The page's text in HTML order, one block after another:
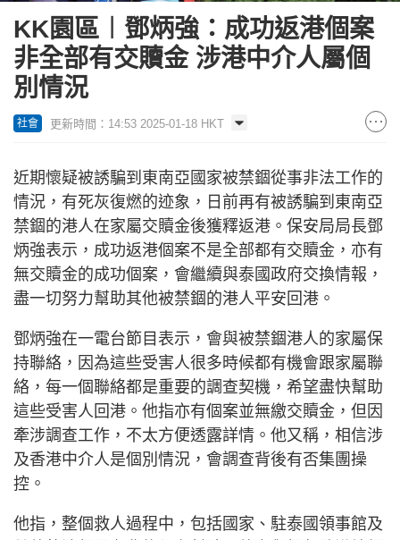
KK園區︱鄧炳強：成功返港個案
非全部有交贖金 涉港中介人屬個
別情況
社會 更新時間：14:53 2025-01-18 HKT
近期懷疑被誘騙到東南亞國家被禁錮從事非法工作的
情況，有死灰復燃的迹象，日前再有被誘騙到東南亞
禁錮的港人在家屬交贖金後獲釋返港。保安局局長鄧
炳強表示，成功返港個案不是全部都有交贖金，亦有
無交贖金的成功個案，會繼續與泰國政府交換情報，
盡一切努力幫助其他被禁錮的港人平安回港。
鄧炳強在一電台節目表示，會與被禁錮港人的家屬保
持聯絡，因為這些受害人很多時候都有機會跟家屬聯
絡，每一個聯絡都是重要的調查契機，希望盡快幫助
這些受害人回港。他指亦有個案並無繳交贖金，但因
牽涉調查工作，不太方便透露詳情。他又稱，相信涉
及香港中介人是個別情況，會調查背後有否集團操
控。
他指，整個救人過程中，包括國家、駐泰國領事館及